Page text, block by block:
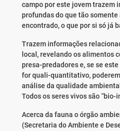
campo por este jovem trazem
profundas do que tão
encontrado, o que por si só já
Trazem informações
local, revelando os alimentos
presa-predadores e, se se
for quali-quantitativo,
análise da qualidade
Todos os seres vivos são “bio-
Acerca da fauna o órgão
(Secretaria do Ambiente e